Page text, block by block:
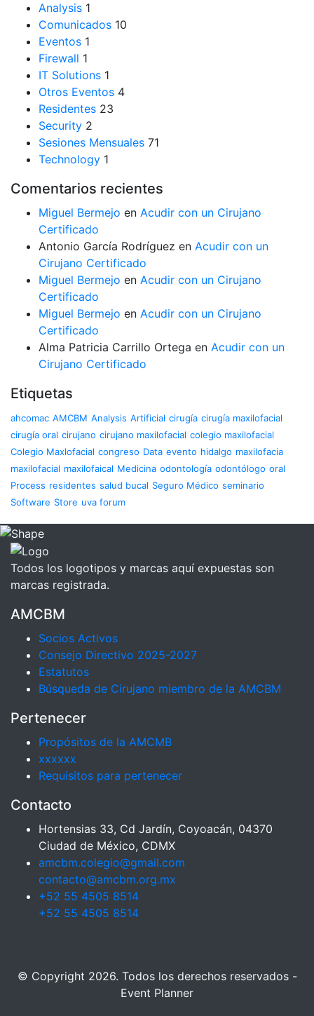
Analysis 1
Comunicados 10
Eventos 1
Firewall 1
IT Solutions 1
Otros Eventos 4
Residentes 23
Security 2
Sesiones Mensuales 71
Technology 1
Comentarios recientes
Miguel Bermejo en Acudir con un Cirujano
Certificado
Antonio García Rodríguez en Acudir con un
Cirujano Certificado
Miguel Bermejo en Acudir con un Cirujano
Certificado
Miguel Bermejo en Acudir con un Cirujano
Certificado
Alma Patricia Carrillo Ortega en Acudir con un
Cirujano Certificado
Etiquetas
ahcomac AMCBM Analysis Artificial cirugía cirugía maxilofacial
cirugía oral cirujano cirujano maxilofacial colegio maxilofacial
Colegio Maxlofacial congreso Data evento hidalgo maxilofacia
maxilofacial maxilofaical Medicina odontología odontólogo oral
Process residentes salud bucal Seguro Médico seminario
Software Store uva forum
Todos los logotipos y marcas aquí expuestas son
marcas registrada.
AMCBM
Socios Activos
Consejo Directivo 2025-2027
Estatutos
Búsqueda de Cirujano miembro de la AMCBM
Pertenecer
Propósitos de la AMCMB
xxxxxx
Requisitos para pertenecer
Contacto
Hortensias 33, Cd Jardín, Coyoacán, 04370
Ciudad de México, CDMX
amcbm.colegio@gmail.com
contacto@amcbm.org.mx
+52 55 4505 8514
+52 55 4505 8514
© Copyright 2026. Todos los derechos reservados -
Event Planner